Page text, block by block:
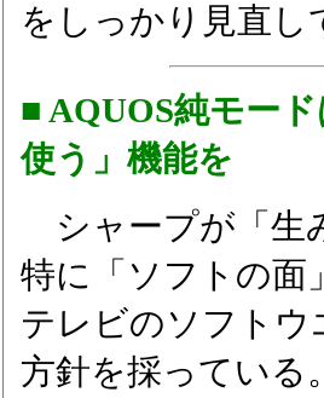
をしっかり見直し
■ AQUOS純モー
使う」機能を
シャープが「生
特に「ソフトの面
テレビのソフトウ
方針を採っている